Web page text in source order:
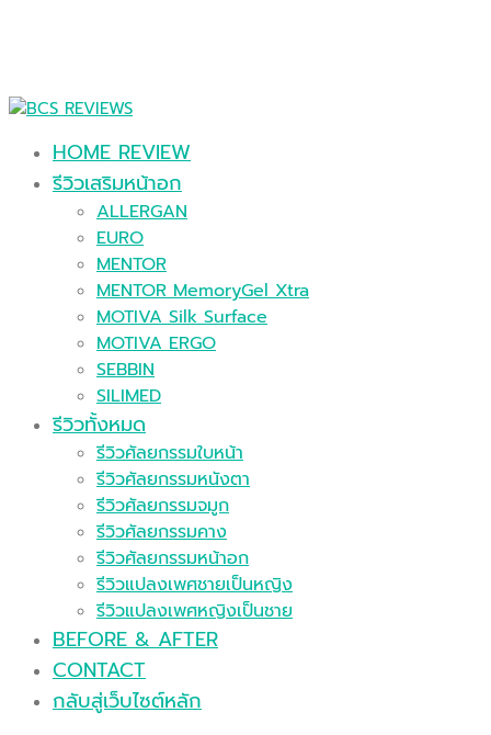
HOME REVIEW
รีวิวเสริมหน้าอก
ALLERGAN
EURO
MENTOR
MENTOR MemoryGel Xtra
MOTIVA Silk Surface
MOTIVA ERGO
SEBBIN
SILIMED
รีวิวทั้งหมด
รีวิวศัลยกรรมใบหน้า
รีวิวศัลยกรรมหนังตา
รีวิวศัลยกรรมจมูก
รีวิวศัลยกรรมคาง
รีวิวศัลยกรรมหน้าอก
รีวิวแปลงเพศชายเป็นหญิง
รีวิวแปลงเพศหญิงเป็นชาย
BEFORE & AFTER
CONTACT
กลับสู่เว็บไซต์หลัก